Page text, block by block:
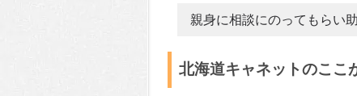
親身に相談にのってもらい
北海道キャネットのここ